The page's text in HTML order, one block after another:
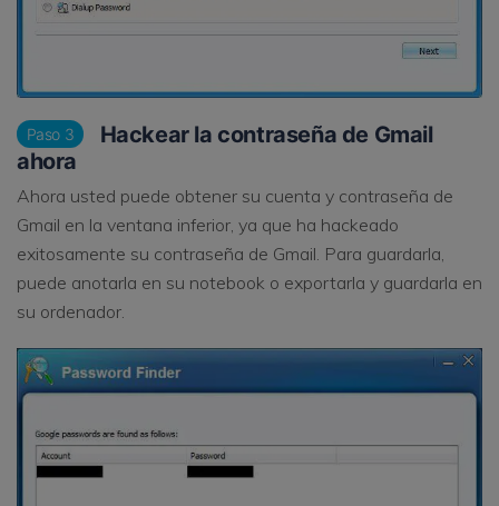
Paso 3
Hackear la contraseña de Gmail
ahora
Ahora usted puede obtener su cuenta y contraseña de
Gmail en la ventana inferior, ya que ha hackeado
exitosamente su contraseña de Gmail. Para guardarla,
puede anotarla en su notebook o exportarla y guardarla en
su ordenador.